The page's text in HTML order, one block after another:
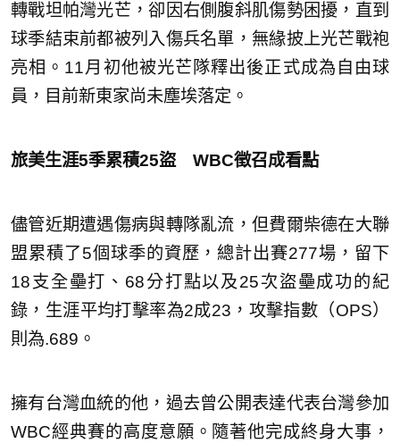
轉戰坦帕灣光芒，卻因右側腹斜肌傷勢困擾，直到
球季結束前都被列入傷兵名單，無緣披上光芒戰袍
亮相。11月初他被光芒隊釋出後正式成為自由球
員，目前新東家尚未塵埃落定。
旅美生涯5季累積25盜 WBC徵召成看點
儘管近期遭遇傷病與轉隊亂流，但費爾柴德在大聯
盟累積了5個球季的資歷，總計出賽277場，留下
18支全壘打、68分打點以及25次盜壘成功的紀
錄，生涯平均打擊率為2成23，攻擊指數（OPS）
則為.689。
擁有台灣血統的他，過去曾公開表達代表台灣參加
WBC經典賽的高度意願。隨著他完成終身大事，